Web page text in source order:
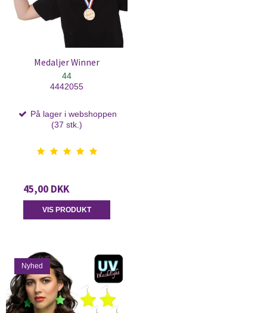
Medaljer Winner
44
4442055
På lager i webshoppen
(37 stk.)
45,00 DKK
VIS PRODUKT
Nyhed